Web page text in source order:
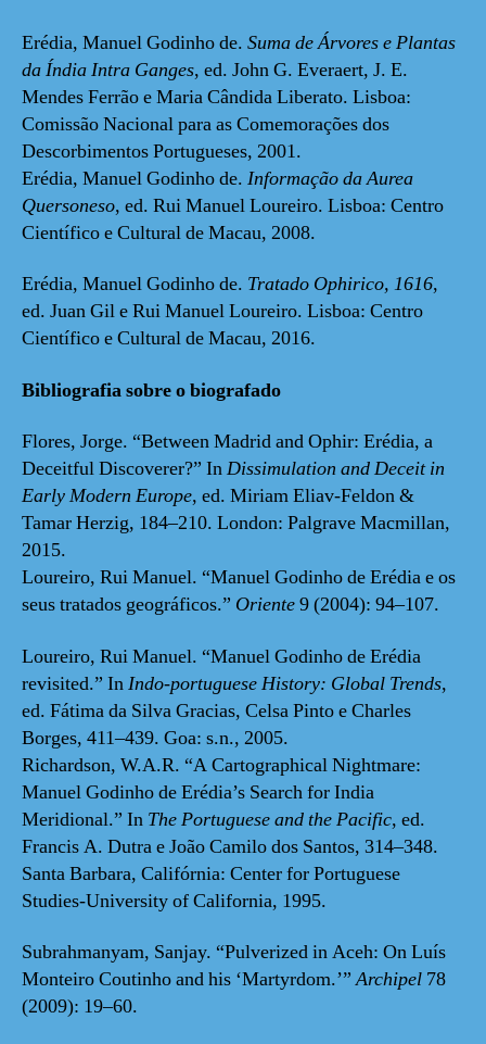
Erédia, Manuel Godinho de. Suma de Árvores e Plantas
da Índia Intra Ganges, ed. John G. Everaert, J. E.
Mendes Ferrão e Maria Cândida Liberato. Lisboa:
Comissão Nacional para as Comemorações dos
Descorbimentos Portugueses, 2001.
Erédia, Manuel Godinho de. Informação da Aurea
Quersoneso, ed. Rui Manuel Loureiro. Lisboa: Centro
Científico e Cultural de Macau, 2008.
Erédia, Manuel Godinho de. Tratado Ophirico, 1616,
ed. Juan Gil e Rui Manuel Loureiro. Lisboa: Centro
Científico e Cultural de Macau, 2016.
Bibliografia sobre o biografado
Flores, Jorge. “Between Madrid and Ophir: Erédia, a
Deceitful Discoverer?” InDissimulation and Deceit in
Early Modern Europe, ed. Miriam Eliav-Feldon &
Tamar Herzig, 184–210. London: Palgrave Macmillan,
2015.
Loureiro, Rui Manuel. “Manuel Godinho de Erédia e os
seus tratados geográficos.” Oriente9 (2004): 94–107.
Loureiro, Rui Manuel. “Manuel Godinho de Erédia
revisited.” InIndo-portuguese History: Global Trends,
ed. Fátima da Silva Gracias, Celsa Pinto e Charles
Borges, 411–439. Goa: s.n., 2005.
Richardson, W.A.R. “A Cartographical Nightmare:
Manuel Godinho de Erédia’s Search for India
Meridional.” In The Portuguese and the Pacific, ed.
Francis A. Dutra e João Camilo dos Santos, 314–348.
Santa Barbara, Califórnia: Center for Portuguese
Studies-University of California, 1995.
Subrahmanyam, Sanjay. “Pulverized in Aceh: On Luís
Monteiro Coutinho and his ‘Martyrdom.’”Archipel 78
(2009): 19–60.